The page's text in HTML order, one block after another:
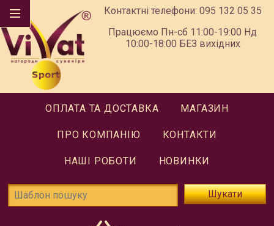
Контактні телефони: 095 132 05 35
Працюємо Пн-сб 11:00-19:00 Нд
10:00-18:00 БЕЗ вихідних
ОПЛАТА ТА ДОСТАВКА МАГАЗИН
ПРО КОМПАНІЮ КОНТАКТИ
НАШІ РОБОТИ НОВИНКИ
Шукати